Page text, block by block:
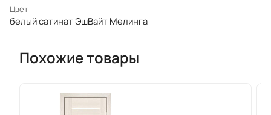
Цвет
белый сатинат ЭшВайт Мелинга
Похожие товары